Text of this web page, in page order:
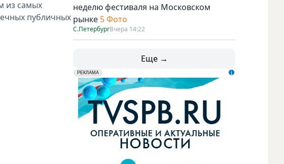
из самых
публичных
неделю фестиваля на Московском
рынке 5 Фото
С.ПетербургВчера 14:22
Еще →
erid: LdtCK5udn
РЕКЛАМА
АО "ГАТР", ИНН: 7841320717